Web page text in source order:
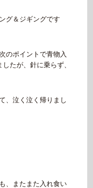
グ＆ジギングです
のポイントで青物入
たが、針に乗らず、
、泣く泣く帰りまし
、またまた入れ食い